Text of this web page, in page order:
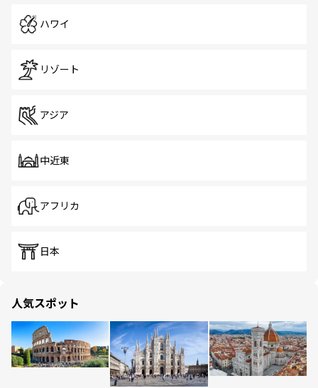
ハワイ
リゾート
アジア
中近東
アフリカ
日本
人気スポット